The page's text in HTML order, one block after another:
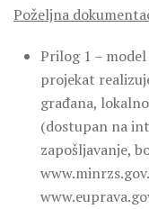
Poželjna
Prilog 1 –
projekat
građana,
(dostupan na
zapošljavanje,